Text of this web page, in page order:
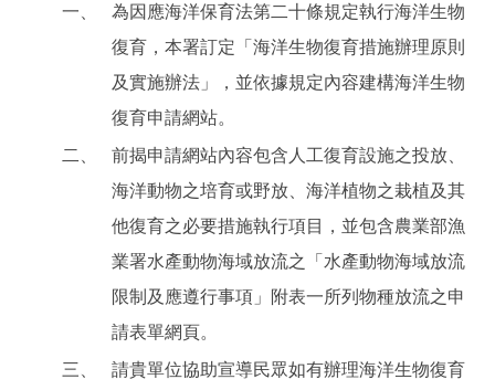
一、
為因應海洋保育法第二十條規定執行海洋生物
復育，本署訂定「海洋生物復育措施辦理原則
及實施辦法」，並依據規定內容建構海洋生物
復育申請網站。
二、
前揭申請網站內容包含人工復育設施之投放、
海洋動物之培育或野放、海洋植物之栽植及其
他復育之必要措施執行項目，並包含農業部漁
業署水產動物海域放流之「水產動物海域放流
限制及應遵行事項」附表一所列物種放流之申
請表單網頁。
三、
請貴單位協助宣導民眾如有辦理海洋生物復育